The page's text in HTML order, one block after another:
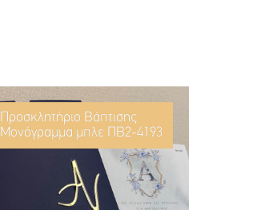
Προσκλητήριο Βάπτισης
Μονόγραμμα μπλε ΠΒ2-4193